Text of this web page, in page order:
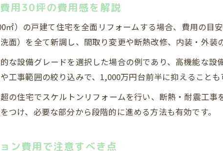
用30坪の費用感を解説
㎡）の戸建て住宅を全面リフォームする場合、費用の目
面）を全て新調し、間取り変更や断熱改修、内装・外装
な設備グレードを選択した場合の例であり、高機能な
工事範囲の絞り込みで、1,000万円台前半に抑えることも
の住宅でスケルトンリフォームを行い、断熱・耐震工
つけ、必要な部分から段階的に進める方法も有効です。
ン費用で注意すべき点